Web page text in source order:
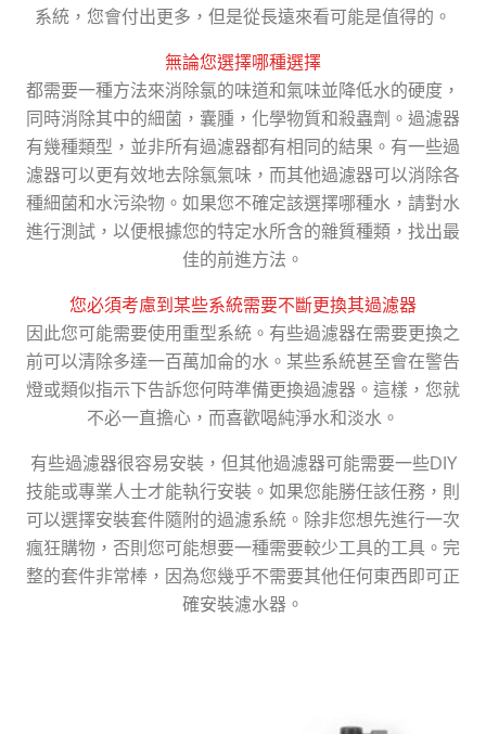
系統，您會付出更多，但是從長遠來看可能是值得的。
無論您選擇哪種選擇
都需要一種方法來消除氯的味道和氣味並降低水的硬度，
同時消除其中的細菌，囊腫，化學物質和殺蟲劑。過濾器
有幾種類型，並非所有過濾器都有相同的結果。有一些過
濾器可以更有效地去除氯氣味，而其他過濾器可以消除各
種細菌和水污染物。如果您不確定該選擇哪種水，請對水
進行測試，以便根據您的特定水所含的雜質種類，找出最
佳的前進方法。
您必須考慮到某些系統需要不斷更換其過濾器
因此您可能需要使用重型系統。有些過濾器在需要更換之
前可以清除多達一百萬加侖的水。某些系統甚至會在警告
燈或類似指示下告訴您何時準備更換過濾器。這樣，您就
不必一直擔心，而喜歡喝純淨水和淡水。
有些過濾器很容易安裝，但其他過濾器可能需要一些DIY
技能或專業人士才能執行安裝。如果您能勝任該任務，則
可以選擇安裝套件隨附的過濾系統。除非您想先進行一次
瘋狂購物，否則您可能想要一種需要較少工具的工具。完
整的套件非常棒，因為您幾乎不需要其他任何東西即可正
確安裝濾水器。